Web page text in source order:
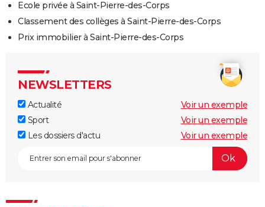
Ecole privée à Saint-Pierre-des-Corps
Classement des collèges à Saint-Pierre-des-Corps
Prix immobilier à Saint-Pierre-des-Corps
NEWSLETTERS
Actualité
Voir un exemple
Sport
Voir un exemple
Les dossiers d'actu
Voir un exemple